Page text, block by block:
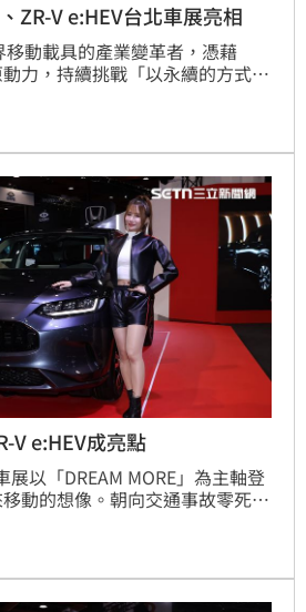
ZR-V e:HEV台北車展亮相
動載具的產業變革者，憑藉
動力，持續挑戰「以永續的方式，
」為主題，企圖開創新能源引擎
中和」雙重願景邁進，傳遞
- How we move you.」品牌
e:HEV成亮點
以「DREAM MORE」為主軸登
動的想像。朝向交通事故零死亡
動」這件事上。